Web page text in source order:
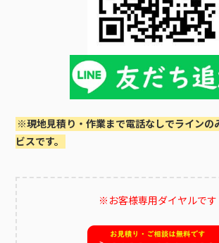
地調査、お見積もりは全て無料でございます
合わせください。※電話に出られず折り返す
号07042164996 よりかけ直しいたします。
を依頼する際の料金の目安便利屋「クリーン
剤散布を含め様々な庭のメンテナンス作業を
金の目安を以下に示しています。新規の場合
間4,400円～草刈り機1時間3,300円～4,400円
3,300円機械使用料：1時間1,100円出張料：
おくと理想通りに仕上がりやすくなります。
むしり・草刈り関連の作業が必要なケースあ
ンスができておらず荒れている場合、除草剤
果的ですが除草剤を散布できる状態ではない
※現地見積り・作業まで電話なしでラインの
ビスです。
※お客様専用ダイヤルです